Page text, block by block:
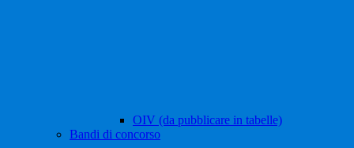
OIV (da pubblicare in tabelle)
Bandi di concorso